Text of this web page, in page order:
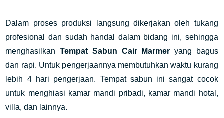
Dalam proses produksi langsung dikerjakan oleh tukang
profesional dan sudah handal dalam bidang ini, sehingga
menghasilkan Tempat Sabun Cair Marmer yang bagus
dan rapi. Untuk pengerjaannya membutuhkan waktu kurang
lebih 4 hari pengerjaan. Tempat sabun ini sangat cocok
untuk menghiasi kamar mandi pribadi, kamar mandi hotal,
villa, dan lainnya.